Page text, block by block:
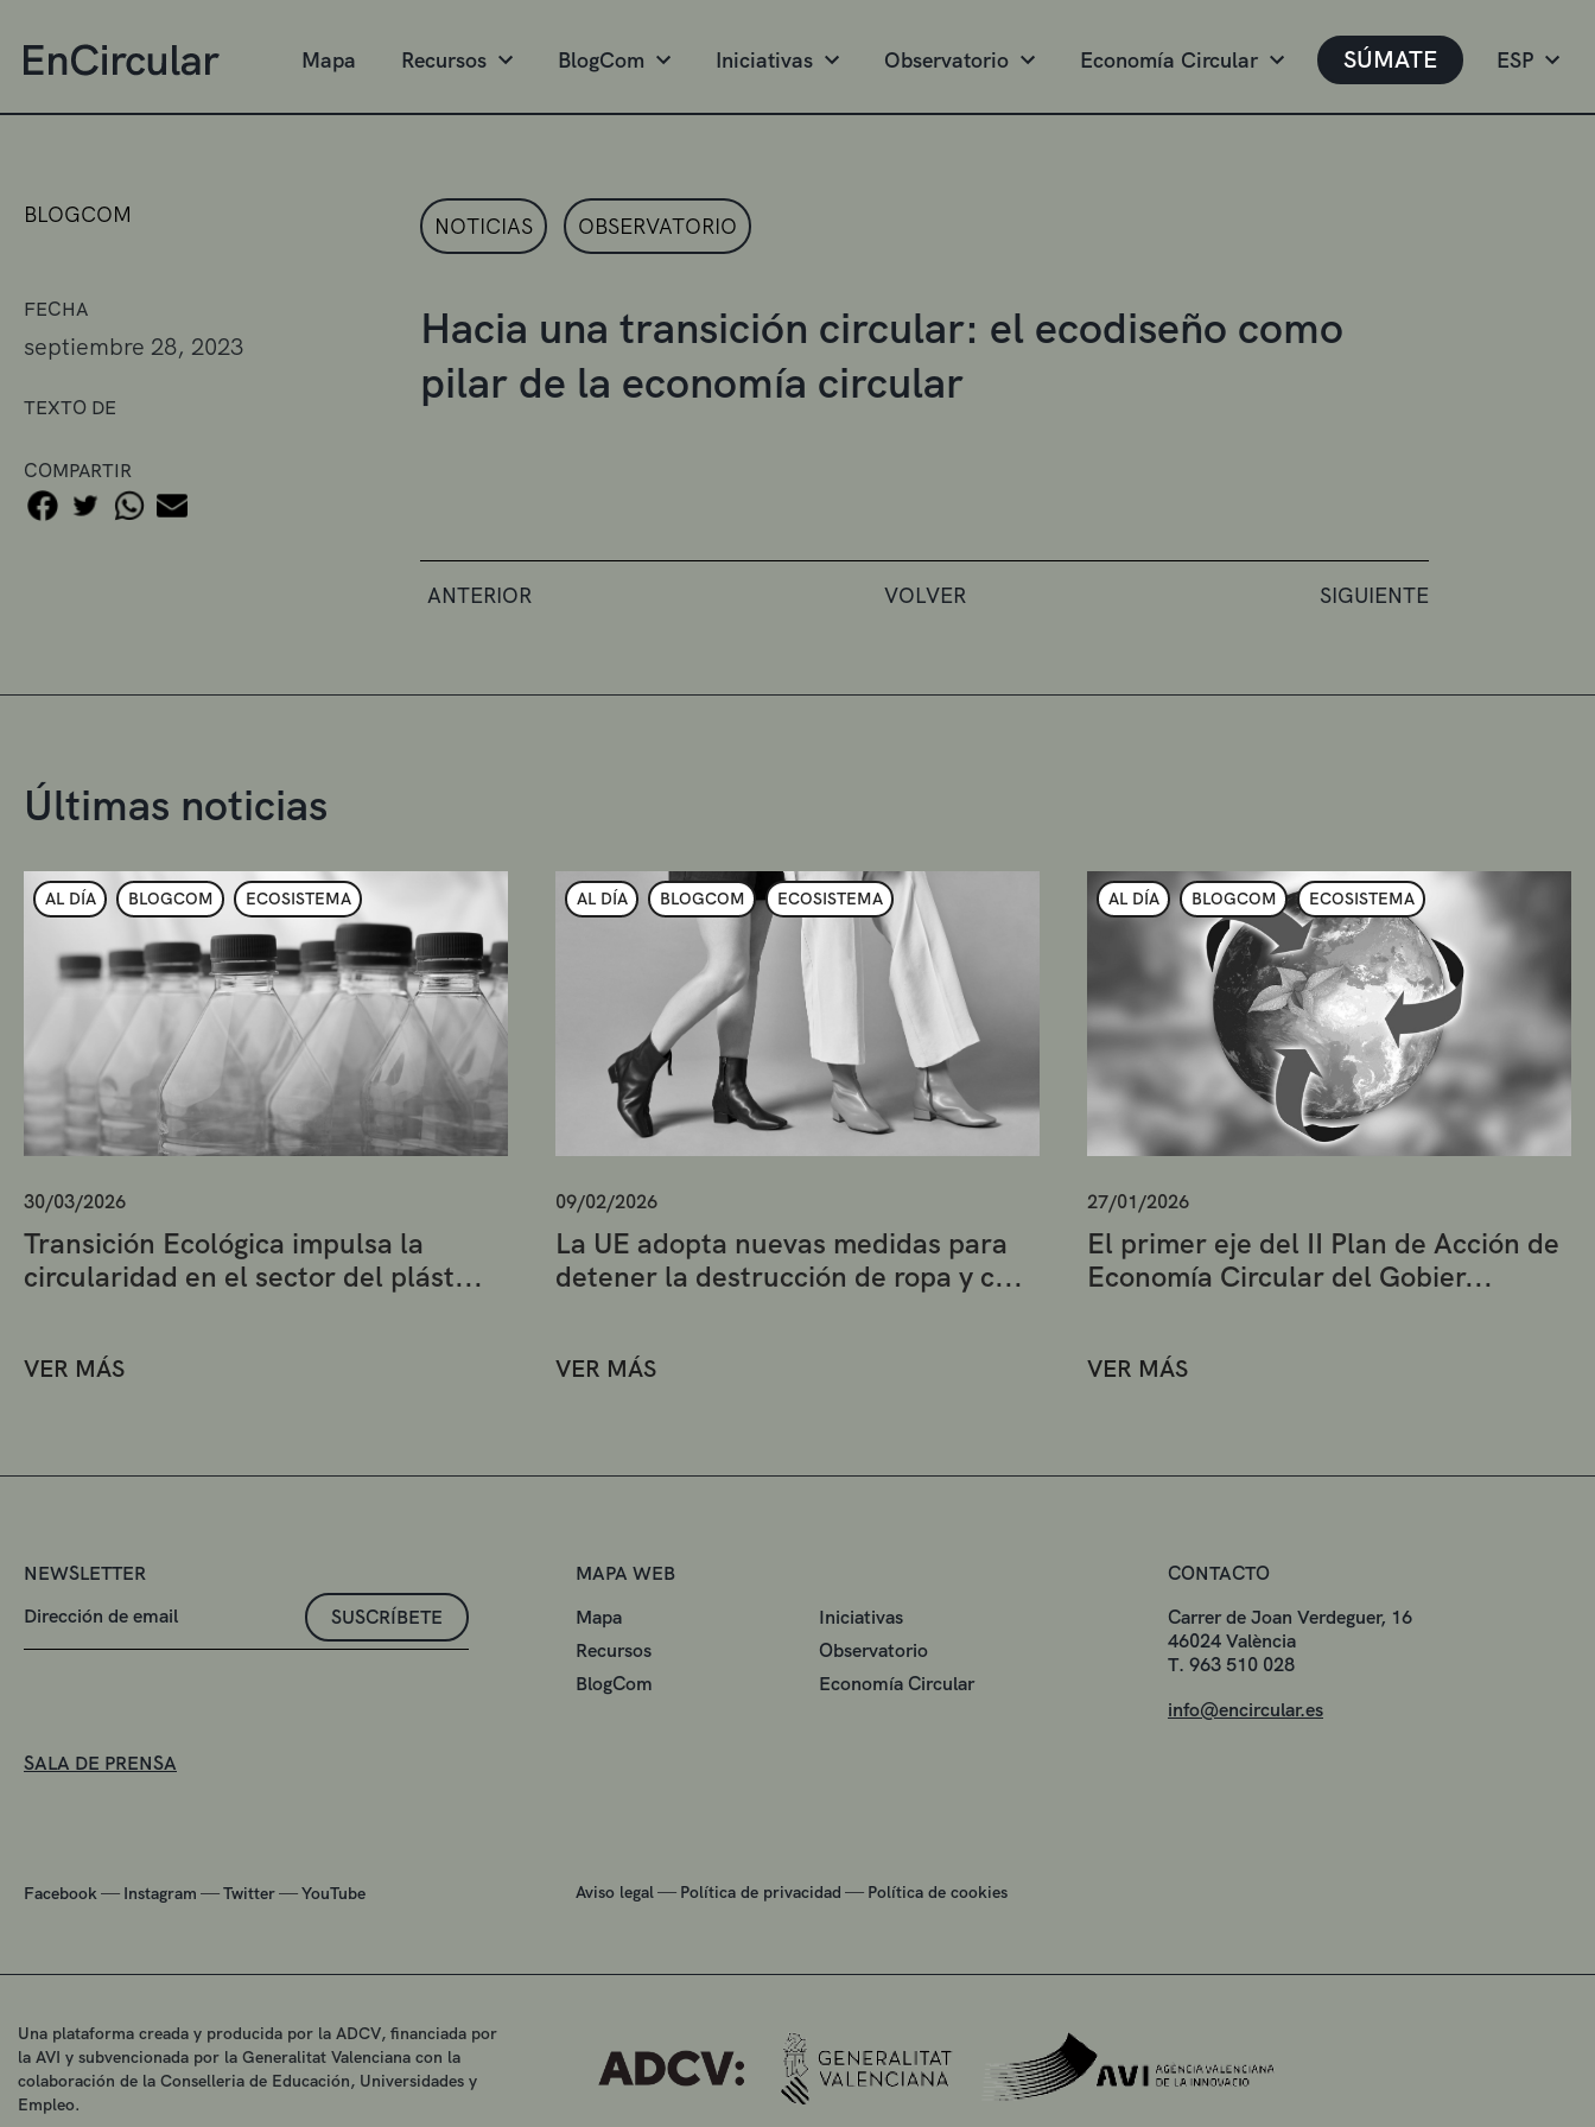
Mapa Recursos BlogCom Iniciativas Observatorio Economía Circular SÚMATE ESP
BLOGCOM
FECHA
septiembre 28, 2023
TEXTO DE
COMPARTIR
NOTICIAS OBSERVATORIO
Hacia una transición circular: el ecodiseño como
pilar de la economía circular
ANTERIOR VOLVER SIGUIENTE
Últimas noticias
AL DÍA BLOGCOM ECOSISTEMA
30/03/2026
Transición Ecológica impulsa la
circularidad en el sector del plást...
VER MÁS
AL DÍA BLOGCOM ECOSISTEMA
09/02/2026
La UE adopta nuevas medidas para
detener la destrucción de ropa y c...
VER MÁS
AL DÍA BLOGCOM ECOSISTEMA
27/01/2026
El primer eje del II Plan de Acción de
Economía Circular del Gobier...
VER MÁS
NEWSLETTER
SUSCRÍBETE
SALA DE PRENSA
Facebook — Instagram —Twitter—YouTube
MAPA WEB
Mapa
Iniciativas
Recursos
Observatorio
BlogCom
Economía Circular
Aviso legal — Política de privacidad — Política de cookies
CONTACTO
Carrer de Joan Verdeguer, 16
46024 València
T. 963 510 028
info@encircular.es
Una plataforma creada y producida por la ADCV, financiada por
la AVI y subvencionada por la Generalitat Valenciana con la
colaboración de la Conselleria de Educación, Universidades y
Empleo.